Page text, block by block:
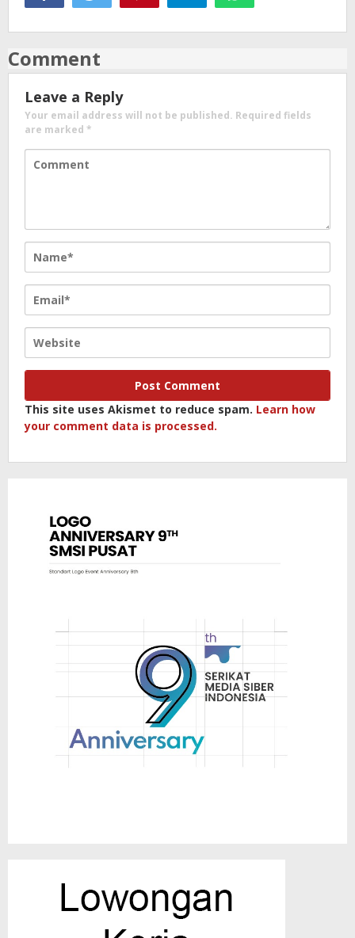
Comment
Leave a Reply
Your email address will not be published. Required fields
are marked *
This site uses Akismet to reduce spam. Learn how
your comment data is processed.